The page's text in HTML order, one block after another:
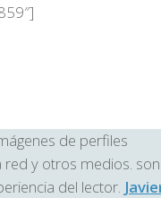
de perfiles
red y otros medios.
del lector.